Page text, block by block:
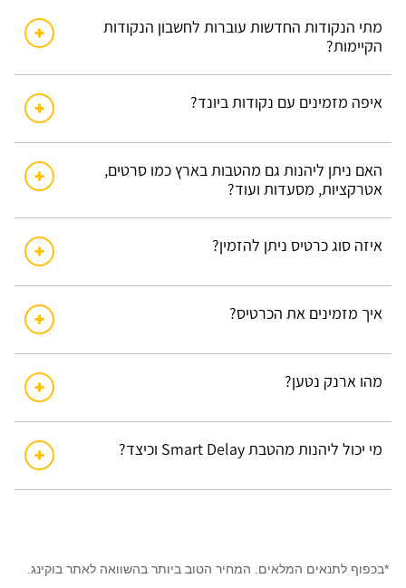
מתי הנקודות החדשות עוברות לחשבון הנקודות
הקיימות?
איפה מזמינים עם נקודות ביונד?
האם ניתן ליהנות גם מהטבות בארץ כמו סרטים,
אטרקציות, מסעדות ועוד?
איזה סוג כרטיס ניתן להזמין?
איך מזמינים את הכרטיס?
מהו ארנק נטען?
מי יכול ליהנות מהטבת Smart Delay וכיצד?
*בכפוף לתנאים המלאים. המחיר הטוב ביותר בהשוואה לאתר בוקינג.